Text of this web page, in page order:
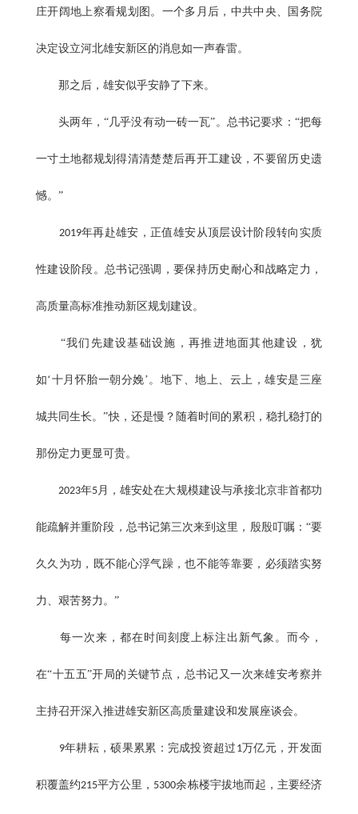
庄开阔地上察看规划图。一个多月后，中共中央、国务院
决定设立河北雄安新区的消息如一声春雷。
那之后，雄安似乎安静了下来。
头两年，“几乎没有动一砖一瓦”。总书记要求：“把每
一寸土地都规划得清清楚楚后再开工建设，不要留历史遗
憾。”
2019年再赴雄安，正值雄安从顶层设计阶段转向实质
性建设阶段。总书记强调，要保持历史耐心和战略定力，
高质量高标准推动新区规划建设。
“我们先建设基础设施，再推进地面其他建设，犹
如‘十月怀胎一朝分娩’。地下、地上、云上，雄安是三座
城共同生长。”快，还是慢？随着时间的累积，稳扎稳打的
那份定力更显可贵。
2023年5月，雄安处在大规模建设与承接北京非首都功
能疏解并重阶段，总书记第三次来到这里，殷殷叮嘱：“要
久久为功，既不能心浮气躁，也不能等靠要，必须踏实努
力、艰苦努力。”
每一次来，都在时间刻度上标注出新气象。而今，
在“十五五”开局的关键节点，总书记又一次来雄安考察并
主持召开深入推进雄安新区高质量建设和发展座谈会。
9年耕耘，硕果累累：完成投资超过 1万亿元，开发面
积覆盖约215平方公里， 5300余栋楼宇拔地而起，主要经济